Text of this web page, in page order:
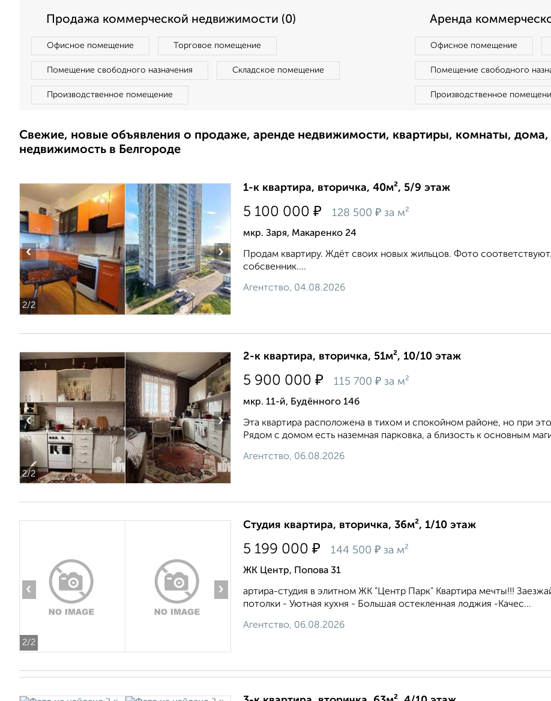
Продажа коммерческой недвижимости (0)
Офисное помещение Торговое помещение
Помещение свободного назначения Складское помещение
Производственное помещение
Аренда
Офисное помещение
Помещение свободного
Производственное
Свежие, новые объявления о продаже, аренде недвижимости, квартиры, комнаты,
недвижимость в Белгороде
2/2
‹ ›
1-к квартира, вторичка, 40м², 5/9 этаж
5 100 000 ₽ 128 500 ₽ за м²
мкр. Заря, Макаренко 24
Продам квартиру. Ждёт своих новых жильцов. Фото
собсвенник....
Агентство, 04.08.2026
2/2
‹ ›
2-к квартира, вторичка, 51м², 10/10 этаж
5 900 000 ₽ 115 700 ₽ за м²
мкр. 11-й, Будённого 14б
Эта квартира расположена в тихом и спокойном районе, но при
Рядом с домом есть наземная парковка, а близость к основным
Агентство, 06.08.2026
2/2
‹ ›
Студия квартира, вторичка, 36м², 1/10 этаж
5 199 000 ₽ 144 500 ₽ за м²
ЖК Центр, Попова 31
артира-студия в элитном ЖК "Центр Парк" Квартира мечты!!!
потолки - Уютная кухня - Большая остекленная лоджия -Качес...
Агентство, 06.08.2026